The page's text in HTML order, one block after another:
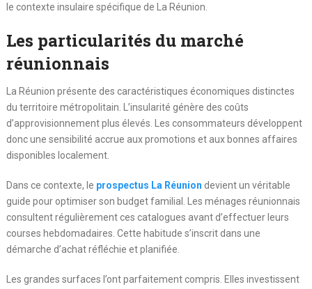
le contexte insulaire spécifique de La Réunion.
Les particularités du marché
réunionnais
La Réunion présente des caractéristiques économiques distinctes
du territoire métropolitain. L’insularité génère des coûts
d’approvisionnement plus élevés. Les consommateurs développent
donc une sensibilité accrue aux promotions et aux bonnes affaires
disponibles localement.
Dans ce contexte, le prospectus La Réunion devient un véritable
guide pour optimiser son budget familial. Les ménages réunionnais
consultent régulièrement ces catalogues avant d’effectuer leurs
courses hebdomadaires. Cette habitude s’inscrit dans une
démarche d’achat réfléchie et planifiée.
Les grandes surfaces l’ont parfaitement compris. Elles investissent